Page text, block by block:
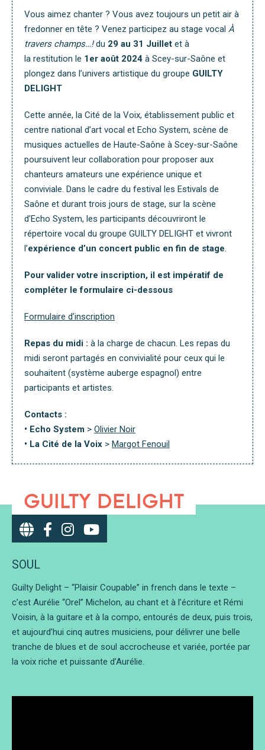
Vous aimez chanter ? Vous avez toujours un petit air à
fredonner en tête ? Venez participez au stage vocal À
travers champs…!du 29 au 31 Juillet et à
la restitution le 1er août 2024 à Scey-sur-Saône et
plongez dans l’univers artistique du groupe GUILTY
DELIGHT
Cette année, la Cité de la Voix, établissement public et
centre national d’art vocal et Echo System, scène de
musiques actuelles de Haute-Saône à Scey-sur-Saône
poursuivent leur collaboration pour proposer aux
chanteurs amateurs une expérience unique et
conviviale. Dans le cadre du festival les Estivals de
Saône et durant trois jours de stage, sur la scène
d’Echo System, les participants découvriront le
répertoire vocal du groupe GUILTY DELIGHT et vivront
l’expérience d’un concert public en fin de stage.
Pour valider votre inscription, il est impératif de
compléter le formulaire ci-dessous
Formulaire d’inscription
Repas du midi : à la charge de chacun. Les repas du
midi seront partagés en convivialité pour ceux qui le
souhaitent (système auberge espagnol) entre
participants et artistes.
Contacts :
• Echo System > Olivier Noir
• La Cité de la Voix > Margot Fenouil
GUILTY DELIGHT
SOUL
Guilty Delight – “Plaisir Coupable” in french dans le texte –
c’est Aurélie “Orel” Michelon, au chant et à l’écriture et Rémi
Voisin, à la guitare et à la compo, entourés de deux, puis trois,
et aujourd’hui cinq autres musiciens, pour délivrer une belle
tranche de blues et de soul accrocheuse et variée, portée par
la voix riche et puissante d’Aurélie.